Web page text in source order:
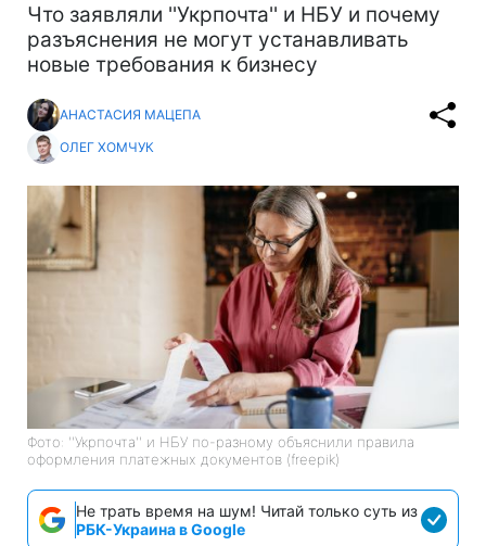
Что заявляли ''Укрпочта'' и НБУ и почему
разъяснения не могут устанавливать
новые требования к бизнесу
АНАСТАСИЯ МАЦЕПА
ОЛЕГ ХОМЧУК
Фото: ''Укрпочта'' и НБУ по-разному объяснили правила
оформления платежных документов (freepik)
Не трать время на шум! Читай только суть из
РБК-Украина в Google